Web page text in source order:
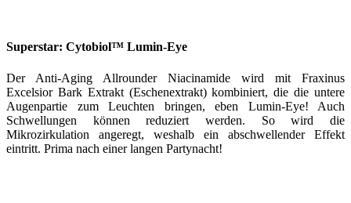
Superstar: Cytobiol™ Lumin-Eye
Der Anti-Aging Allrounder Niacinamide wird mit Fraxinus
Excelsior Bark Extrakt (Eschenextrakt) kombiniert, die die untere
Augenpartie zum Leuchten bringen, eben Lumin-Eye! Auch
Schwellungen können reduziert werden. So wird die
Mikrozirkulation angeregt, weshalb ein abschwellender Effekt
eintritt. Prima nach einer langen Partynacht!